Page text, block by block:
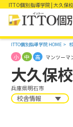
ITTO個別指導学院 | 大久保
ITTO個別指導学院 HOME
大久保校
兵庫県明石市
小 中 高 マンツーマ
校舎情報